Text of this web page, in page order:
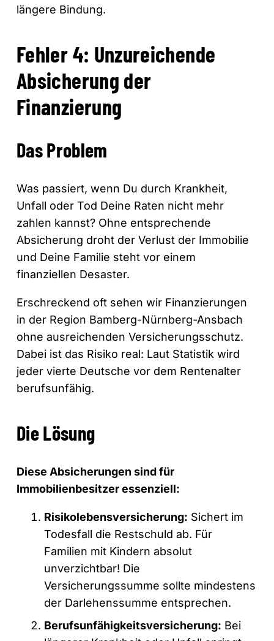
längere Bindung.
Fehler 4: Unzureichende
Absicherung der
Finanzierung
Das Problem
Was passiert, wenn Du durch Krankheit,
Unfall oder Tod Deine Raten nicht mehr
zahlen kannst? Ohne entsprechende
Absicherung droht der Verlust der Immobilie
und Deine Familie steht vor einem
finanziellen Desaster.
Erschreckend oft sehen wir Finanzierungen
in der Region Bamberg-Nürnberg-Ansbach
ohne ausreichenden Versicherungsschutz.
Dabei ist das Risiko real: Laut Statistik wird
jeder vierte Deutsche vor dem Rentenalter
berufsunfähig.
Die Lösung
Diese Absicherungen sind für
Immobilienbesitzer essenziell:
Risikolebensversicherung: Sichert im
Todesfall die Restschuld ab. Für
Familien mit Kindern absolut
unverzichtbar! Die
Versicherungssumme sollte mindestens
der Darlehenssumme entsprechen.
Berufsunfähigkeitsversicherung: Bei